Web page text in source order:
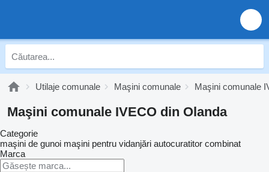
Utilaje comunale Maşini comunale Maşini comunale
Maşini comunale IVECO din Olanda
Categorie
maşini de gunoi maşini pentru vidanjări autocuratitor combinat
Marca